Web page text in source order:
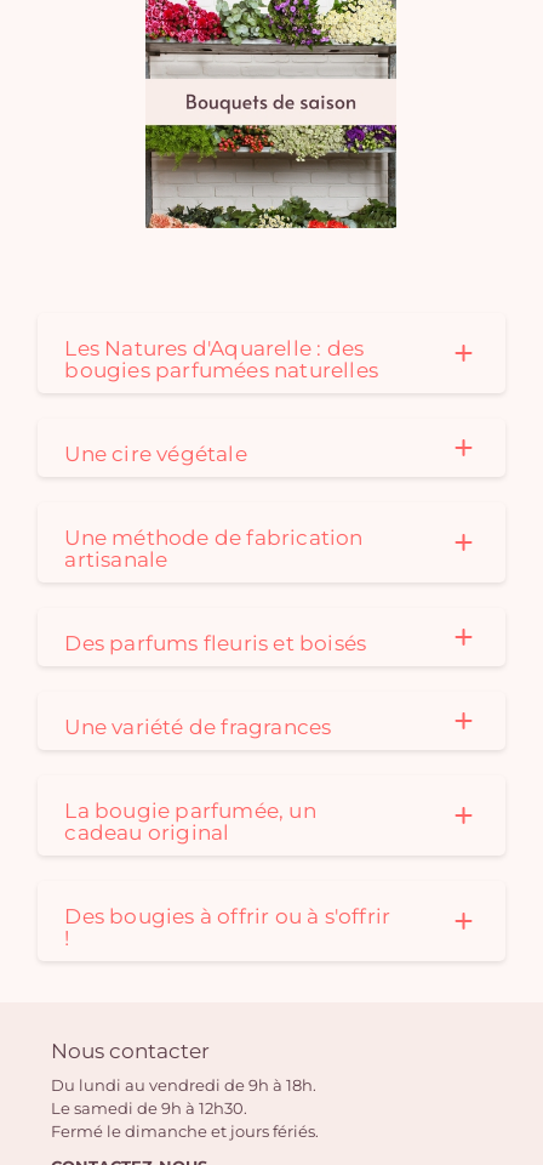
Les Natures d'Aquarelle : des
bougies parfumées naturelles
Une cire végétale
Une méthode de fabrication
artisanale
Des parfums fleuris et boisés
Une variété de fragrances
La bougie parfumée, un
cadeau original
Des bougies à offrir ou à s'offrir
!
Nous contacter
Du lundi au vendredi de 9h à 18h.
Le samedi de 9h à 12h30.
Fermé le dimanche et jours fériés.